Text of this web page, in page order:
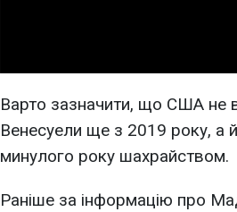
Варто зазначити, що США не
Венесуели ще з 2019 року, а
минулого року шахрайством.
Раніше за інформацію про